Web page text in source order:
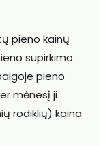
pieno kainų
supirkimo
pieno
mėnesį ji
rodiklių) kaina